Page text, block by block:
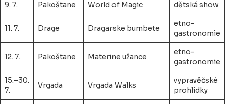
9. 7. Pakoštane World of Magic dětská show
11. 7. Drage Dragarske bumbete
etno-
gastronomie
12. 7. Pakoštane Materine užance
etno-
gastronomie
15.–30.
7.
Vrgada Vrgada Walks
vypravěčské
prohlídky